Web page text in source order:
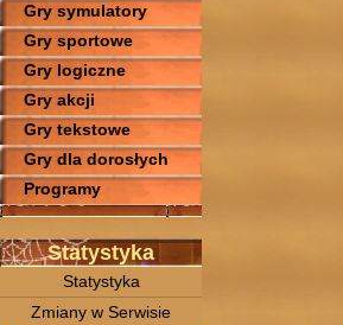
Gry symulatory
Gry sportowe
Gry logiczne
Gry akcji
Gry tekstowe
Gry dla dorosłych
Programy
Statystyka
Statystyka
Zmiany w Serwisie